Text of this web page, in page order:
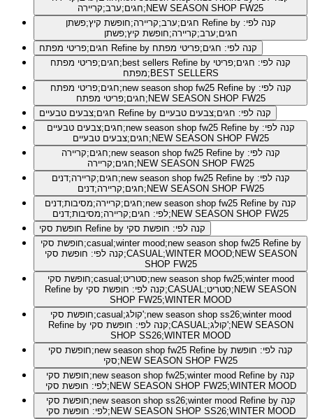
חגים;ערב;קריירה;NEW SEASON SHOP FW25
Refine by קנה לפי:
חגים;ערב;קריירה;חופשת קיץ;פשתן
Refine by קנה לפי: חגים;פריטי מפתח
חגים;פריטי מפתח;best sellers Refine by קנה לפי: חגים;פריטי
מפתח;BEST SELLERS
חגים;פריטי מפתח;new season shop fw25 Refine by קנה לפי:
חגים;פריטי מפתח;NEW SEASON SHOP FW25
Refine by קנה לפי: חגים;צבעים טבעיים
חגים;צבעים טבעיים;new season shop fw25 Refine by קנה לפי:
חגים;צבעים טבעיים;NEW SEASON SHOP FW25
חגים;קריירה;new season shop fw25 Refine by קנה לפי:
חגים;קריירה;NEW SEASON SHOP FW25
חגים;קריירה;דנים;new season shop fw25 Refine by קנה לפי:
חגים;קריירה;דנים;NEW SEASON SHOP FW25
חגים;קריירה;מסיבות;דנים;new season shop fw25 Refine by קנה
לפי: חגים;קריירה;מסיבות;דנים;NEW SEASON SHOP FW25
Refine by קנה לפי: חופשת סקי
חופשת סקי;casual;winter mood;new season shop fw25 Refine by
קנה לפי: חופשת סקי;CASUAL;WINTER MOOD;NEW SEASON
SHOP FW25
חופשת סקי;casual;סטריט;new season shop fw25;winter mood
Refine by קנה לפי: חופשת סקי;CASUAL;סטריט;NEW SEASON
SHOP FW25;WINTER MOOD
חופשת סקי;casual;קולג';new season shop ss26;winter mood
Refine by קנה לפי: חופשת סקי;CASUAL;קולג';NEW SEASON
SHOP SS26;WINTER MOOD
חופשת סקי;new season shop fw25 Refine by קנה לפי: חופשת
סקי;NEW SEASON SHOP FW25
חופשת סקי;new season shop fw25;winter mood Refine by קנה
לפי: חופשת סקי;NEW SEASON SHOP FW25;WINTER MOOD
חופשת סקי;new season shop ss26;winter mood Refine by קנה
לפי: חופשת סקי;NEW SEASON SHOP SS26;WINTER MOOD